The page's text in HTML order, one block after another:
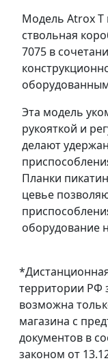
Модель Atrox T
ствольная
7075 в
Эта модель
рукояткой и
делают
Планки
цевье
оборудование
территории РФ
возможна
магазина с
документов в
законом от